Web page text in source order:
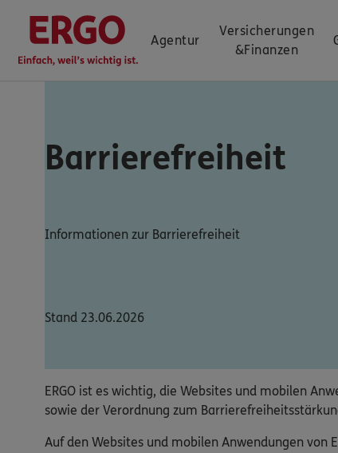
Agentur
Versicherungen
&Finanzen
Barrierefreiheit
Informationen zur Barrierefreiheit
Stand 23.06.2026
ERGO ist es wichtig, die Websites und mobilen
sowie der Verordnung zum
Auf den Websites und mobilen Anwendungen von